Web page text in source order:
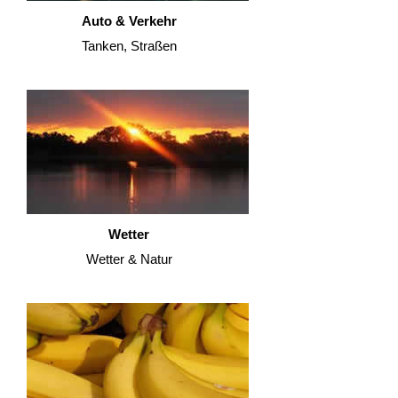
Auto & Verkehr
Tanken, Straßen
Wetter
Wetter & Natur